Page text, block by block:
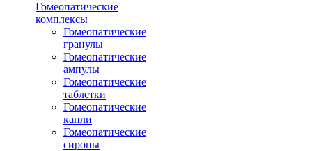
Гомеопатические
комплексы
Гомеопатические
гранулы
Гомеопатические
ампулы
Гомеопатические
таблетки
Гомеопатические
капли
Гомеопатические
сиропы